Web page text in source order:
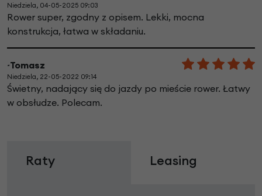
Niedziela, 04-05-2025 09:03
Rower super, zgodny z opisem. Lekki, mocna
konstrukcja, łatwa w składaniu.
~Tomasz
Niedziela, 22-05-2022 09:14
Świetny, nadający się do jazdy po mieście rower. Łatwy
w obsłudze. Polecam.
Raty Leasing